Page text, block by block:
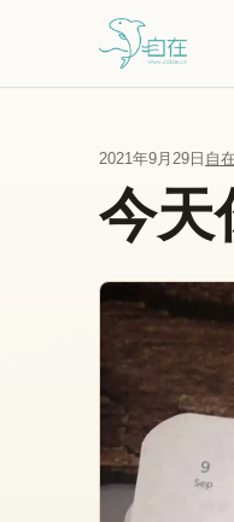
跳到主要内容
2021年9月29日 自
今天